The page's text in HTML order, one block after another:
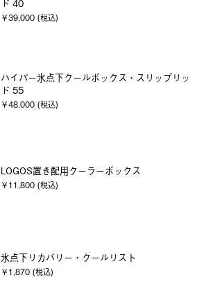
ド 40
￥39,000 (税込)
ハイパー氷点下クールボックス・スリップリッ
ド 55
￥48,000 (税込)
LOGOS置き配用クーラーボックス
￥11,800 (税込)
氷点下リカバリー・クールリスト
￥1,870 (税込)